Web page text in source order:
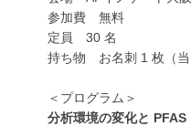
参加費 無料
定員 30 名
持ち物 お名刺 1 枚（当
＜プログラム＞
分析環境の変化と